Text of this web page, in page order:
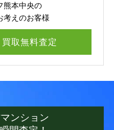
熊本中央の
考えのお客様
取無料査定
ンション